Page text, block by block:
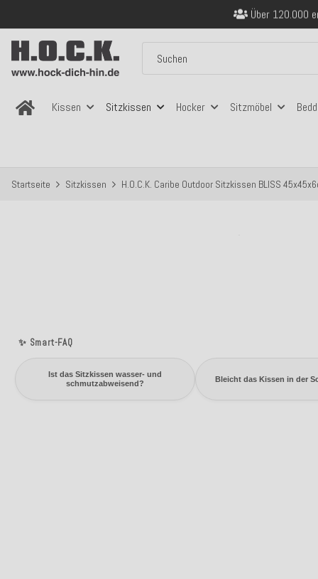
Über 120.000
Sicher
Kissen Sitzkissen Hocker Sitzmöbel
Startseite Sitzkissen H.O.C.K. Caribe Outdoor Sitzkissen BLISS
✨ Smart-FAQ
Ist das Sitzkissen wasser- und
schmutzabweisend?
Bleicht das Kissen in der